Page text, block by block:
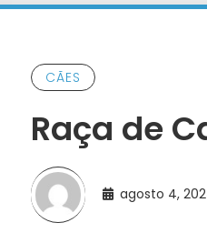
CÃES
Raça de
agosto 4,